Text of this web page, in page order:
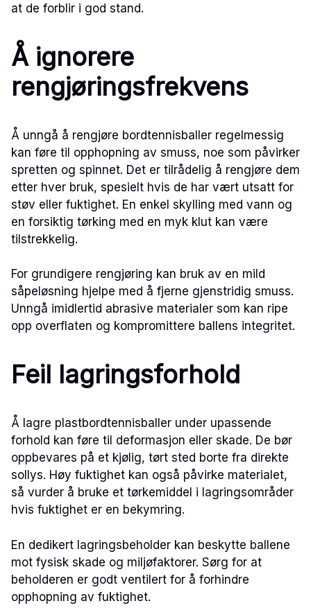
at de forblir i god stand.
Å ignorere
rengjøringsfrekvens
Å unngå å rengjøre bordtennisballer regelmessig
kan føre til opphopning av smuss, noe som påvirker
spretten og spinnet. Det er tilrådelig å rengjøre dem
etter hver bruk, spesielt hvis de har vært utsatt for
støv eller fuktighet. En enkel skylling med vann og
en forsiktig tørking med en myk klut kan være
tilstrekkelig.
For grundigere rengjøring kan bruk av en mild
såpeløsning hjelpe med å fjerne gjenstridig smuss.
Unngå imidlertid abrasive materialer som kan ripe
opp overflaten og kompromittere ballens integritet.
Feil lagringsforhold
Å lagre plastbordtennisballer under upassende
forhold kan føre til deformasjon eller skade. De bør
oppbevares på et kjølig, tørt sted borte fra direkte
sollys. Høy fuktighet kan også påvirke materialet,
så vurder å bruke et tørkemiddel i lagringsområder
hvis fuktighet er en bekymring.
En dedikert lagringsbeholder kan beskytte ballene
mot fysisk skade og miljøfaktorer. Sørg for at
beholderen er godt ventilert for å forhindre
opphopning av fuktighet.